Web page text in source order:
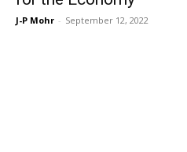
J-P Mohr - September 12, 2022